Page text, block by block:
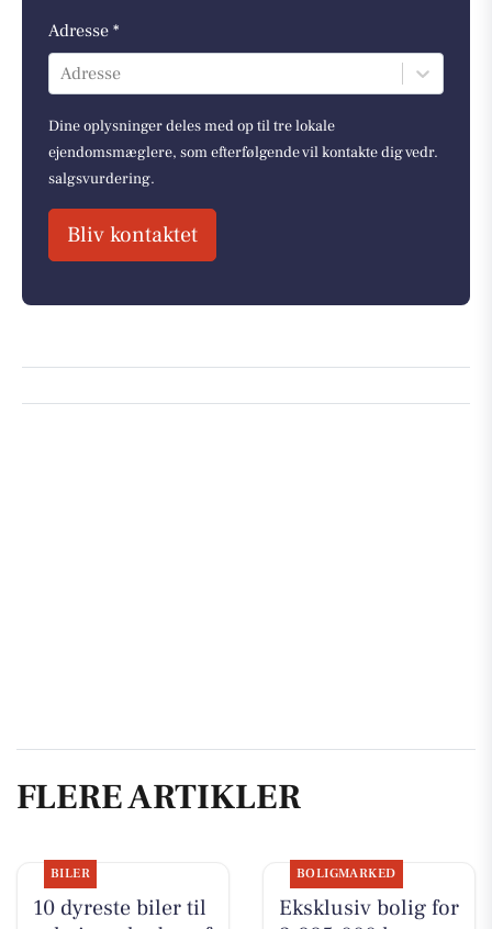
Adresse *
Adresse
Dine oplysninger deles med op til tre lokale
ejendomsmæglere, som efterfølgende vil kontakte dig vedr.
salgsvurdering.
Bliv kontaktet
FLERE ARTIKLER
BILER
10 dyreste biler til
BOLIGMARKED
Eksklusiv bolig for